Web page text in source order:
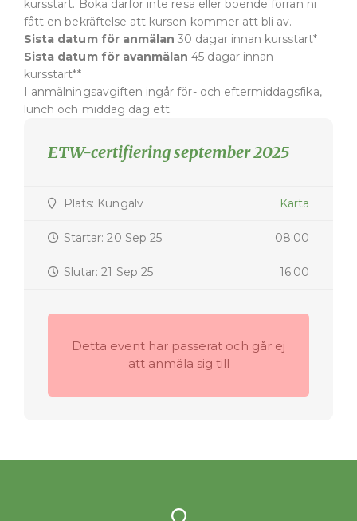
kursstart. Boka därför inte resa eller boende förrän ni
fått en bekräftelse att kursen kommer att bli av.
Sista datum för anmälan 30 dagar innan kursstart*
Sista datum för avanmälan 45 dagar innan
kursstart**
I anmälningsavgiften ingår för- och eftermiddagsfika,
lunch och middag dag ett.
ETW-certifiering september 2025
Plats: Kungälv Karta
Startar: 20 Sep 25 08:00
Slutar: 21 Sep 25 16:00
Detta event har passerat och går ej
att anmäla sig till